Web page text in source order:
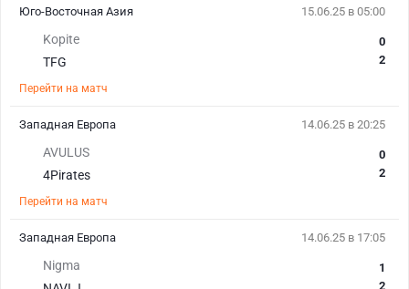
15.06.25 в 05:00
Kopite
TFG
0
2
Перейти на матч
Юго-Восточная Азия
14.06.25 в 20:25
AVULUS
4Pirates
0
2
Перейти на матч
Западная Европа
14.06.25 в 17:05
Nigma
1
2
Западная Европа